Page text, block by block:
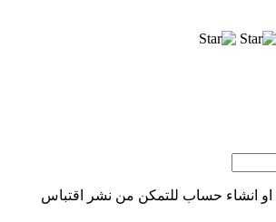
انشاء حساب للتمكن من نشر اقتباس